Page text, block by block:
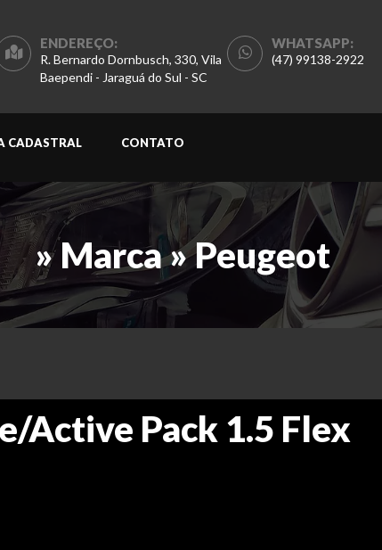
WHATSAPP:
(47) 99138-2922
ENDEREÇO:
R. Bernardo Dornbusch, 330, Vila
Baependi - Jaraguá do Sul - SC
CADASTRAL CONTATO
» Marca » Peugeot
Active Pack 1.5 Flex